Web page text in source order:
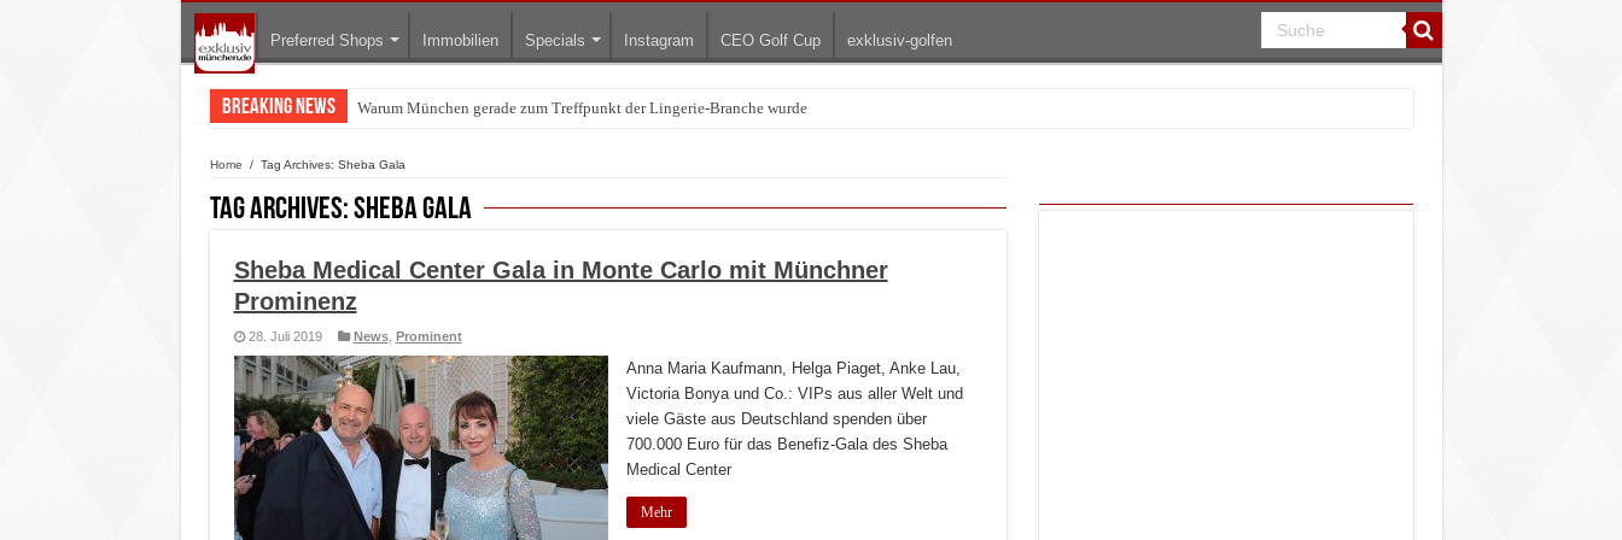
Preferred Shops Immobilien Specials Instagram CEO Golf Cup exklusiv-golfen
Breaking News Warum München gerade zum Treffpunkt der Lingerie-Branche wurde
BMW Art Cars in München: Warum die rollenden Kunstwerke bis heute einzigartig sind
Home / Tag Archives: Sheba Gala
Tag Archives:Sheba Gala
Sheba Medical Center Gala in Monte Carlo mit Münchner
Prominenz
28. Juli 2019 News, Prominent
Anna Maria Kaufmann, Helga Piaget, Anke Lau,
Victoria Bonya und Co.: VIPs aus aller Welt und
viele Gäste aus Deutschland spenden über
700.000 Euro für das Benefiz-Gala des Sheba
Medical Center
Mehr